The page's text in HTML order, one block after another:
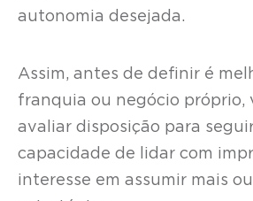
autonomia desejada.
Assim, antes de definir é
franquia ou negócio próprio,
avaliar disposição para
capacidade de lidar com
interesse em assumir mais